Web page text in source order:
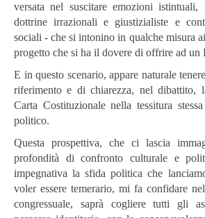
versata nel suscitare emozioni istintuali,
dottrine irrazionali e giustizialiste e
sociali - che si intonino in qualche misura
progetto che si ha il dovere di offrire ad un
E in questo scenario, appare naturale
riferimento e di chiarezza, nel dibattito,
Carta Costituzionale nella tessitura
politico.
Questa prospettiva, che ci lascia
profondità di confronto culturale e
impegnativa la sfida politica che
voler essere temerario, mi fa confidare
congressuale, saprà cogliere tutti gli